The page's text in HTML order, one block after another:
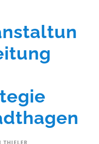
THIELER